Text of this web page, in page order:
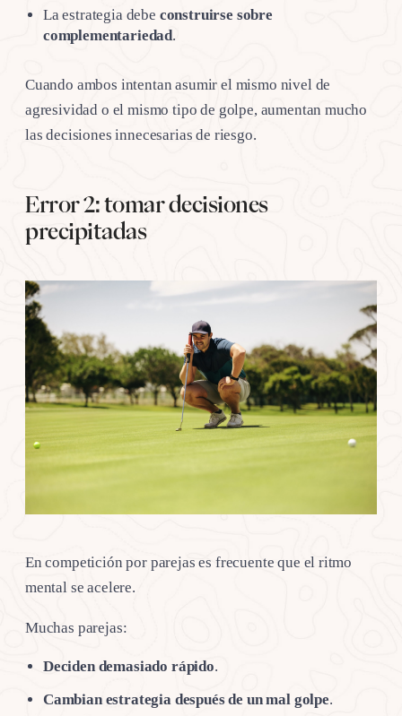
La estrategia debe construirse sobre
complementariedad.
Cuando ambos intentan asumir el mismo nivel de
agresividad o el mismo tipo de golpe, aumentan mucho
las decisiones innecesarias de riesgo.
Error 2: tomar decisiones
precipitadas
En competición por parejas es frecuente que el ritmo
mental se acelere.
Muchas parejas:
Deciden demasiado rápido.
Cambian estrategia después de un mal golpe.